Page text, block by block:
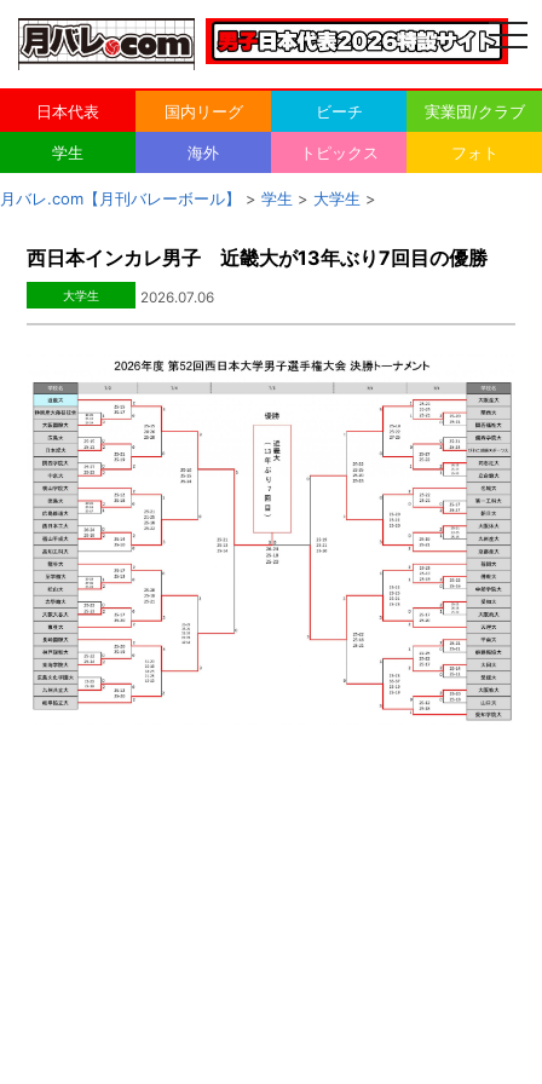
日本代表 国内リーグ ビーチ 実業団/クラブ
学生 海外 トピックス フォト
月バレ.com【月刊バレーボール】 > 学生 > 大学生 >
西日本インカレ男子 近畿大が13年ぶり7回目の優勝
大学生 2026.07.06